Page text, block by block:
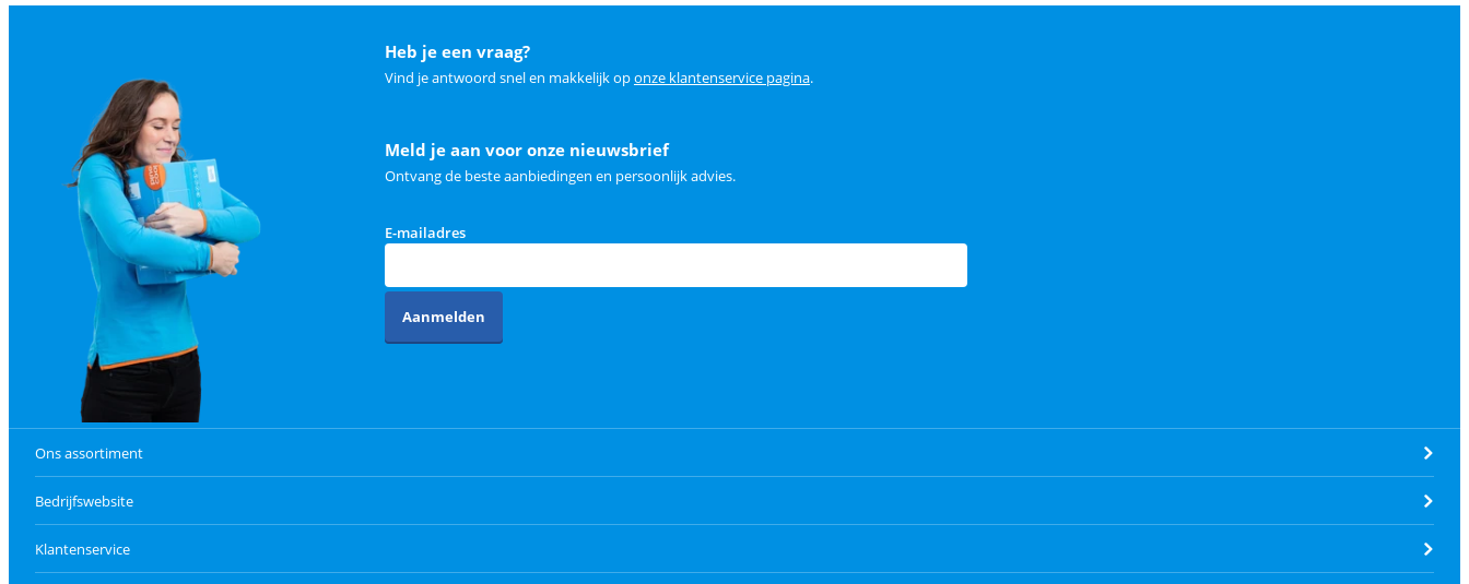
Heb je een vraag?
Vind je antwoord snel en makkelijk oponze klantenservice pagina.
Meld je aan voor onze nieuwsbrief
Ontvang de beste aanbiedingen en persoonlijk advies.
E-mailadres
Aanmelden
Ons assortiment
Bedrijfswebsite
Klantenservice